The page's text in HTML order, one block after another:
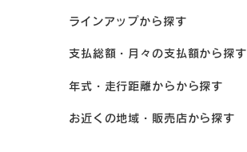
ラインアップから探す
支払総額・月々の支払額から探す
年式・走行距離からから探す
お近くの地域・販売店から探す